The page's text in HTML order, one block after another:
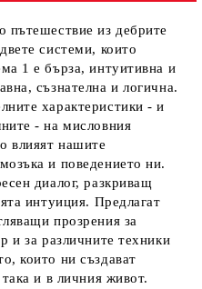
пътешествие из дебрите
системи, които
1 е бърза, интуитивна и
съзнателна и логична.
характеристики - и
- на мисловния
влияят нашите
и поведението ни.
диалог, разкриващ
интуиция. Предлагат
прозрения за
и за различните техники
които ни създават
и в личния живот.